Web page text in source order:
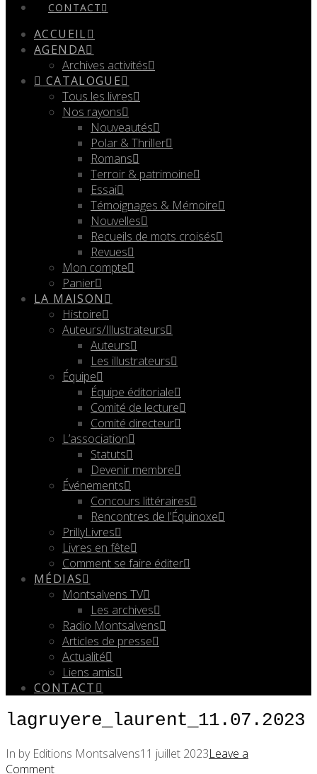
CONTACT
ACCUEIL
AGENDA
Archives activités
CATALOGUE
Tous les livres
Nos rayons
Nouveautés
Polar & Thriller
Romans
Terroir & patrimoine
Essai
Témoignages & Mémoire
Nouvelles
Recueils de mots croisés
Revues
Mon compte
Panier
LA MAISON
Histoire
Auteurs/Illustrateurs
Auteurs
Les illustrateurs
Équipe
Équipe éditoriale
Comité de lecture
Comité directeur
L’association
Statuts
Devenir membre
Événements
Concours littéraires
Rencontres de l’Équinoxe
PrillyLivres
Livres en fête
Comment se faire éditer
MÉDIAS
Montsalvens TV
Les archives
Radio Montsalvens
Articles de presse
Actualité
Liens amis
CONTACT
lagruyere_laurent_11.07.2023
In by Editions Montsalvens11 juillet 2023Leave a
Comment